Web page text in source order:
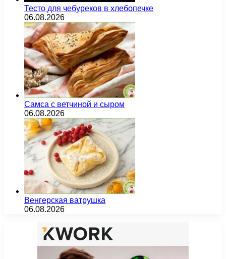
Тесто для чебуреков в хлебопечке
06.08.2026
Самса с ветчиной и сыром
06.08.2026
Венгерская ватрушка
06.08.2026